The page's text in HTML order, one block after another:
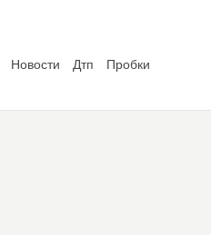
Новости Дтп
Пробки